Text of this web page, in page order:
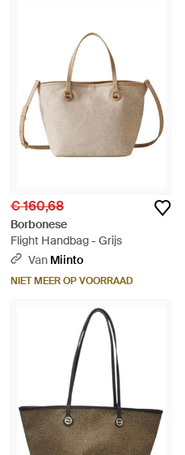
€ 160,68
Borbonese
Flight Handbag - Grijs
Van Miinto
NIET MEER OP VOORRAAD